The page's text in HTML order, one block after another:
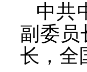
中共
副委员
长，全